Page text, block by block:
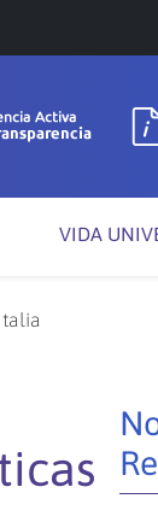
VIDA